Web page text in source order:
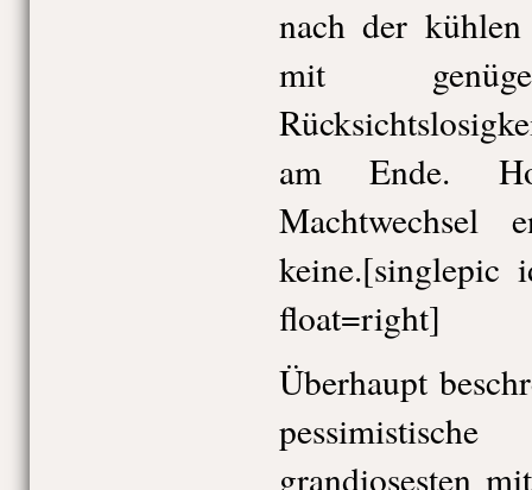
nach der
mit
am Ende.
Machtwechsel
keine.[singlepic
float=right]
Überhaupt
grandiosesten